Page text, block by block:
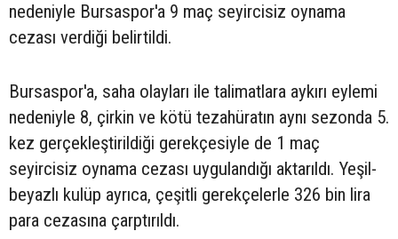
nedeniyle Bursaspor'a 9 maç seyircisiz oynama
cezası verdiği belirtildi.
Bursaspor'a, saha olayları ile talimatlara aykırı eylemi
nedeniyle 8, çirkin ve kötü tezahüratın aynı sezonda 5.
kez gerçekleştirildiği gerekçesiyle de 1 maç
seyircisiz oynama cezası uygulandığı aktarıldı. Yeşil-
beyazlı kulüp ayrıca, çeşitli gerekçelerle 326 bin lira
para cezasına çarptırıldı.